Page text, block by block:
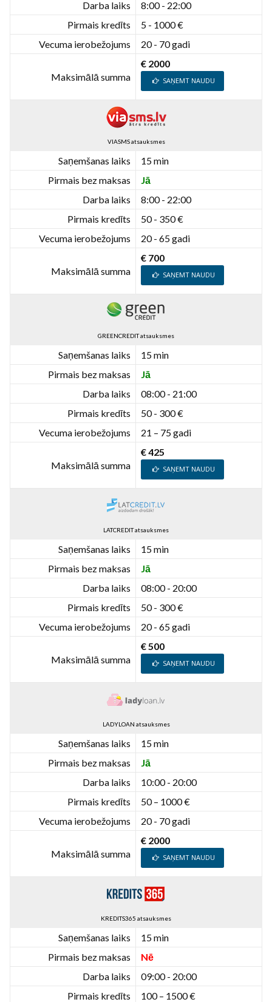
Darba laiks
8:00 - 22:00
Pirmais kredīts
5 - 1000 €
Vecuma ierobežojums
20 - 70 gadi
Maksimālā summa
€ 2000
SAŅEMT NAUDU
VIASMS atsauksmes
Saņemšanas laiks
15 min
Pirmais bez maksas
Jā
Darba laiks
8:00 - 22:00
Pirmais kredīts
50 - 350 €
Vecuma ierobežojums
20 - 65 gadi
Maksimālā summa
€ 700
SAŅEMT NAUDU
GREENCREDIT atsauksmes
Saņemšanas laiks
15 min
Pirmais bez maksas
Jā
Darba laiks
08:00 - 21:00
Pirmais kredīts
50 - 300 €
Vecuma ierobežojums
21 – 75 gadi
Maksimālā summa
€ 425
SAŅEMT NAUDU
LATCREDIT atsauksmes
Saņemšanas laiks
15 min
Pirmais bez maksas
Jā
Darba laiks
08:00 - 20:00
Pirmais kredīts
50 - 300 €
Vecuma ierobežojums
20 - 65 gadi
Maksimālā summa
€ 500
SAŅEMT NAUDU
LADYLOAN atsauksmes
Saņemšanas laiks
15 min
Pirmais bez maksas
Jā
Darba laiks
10:00 - 20:00
Pirmais kredīts
50 – 1000 €
Vecuma ierobežojums
20 - 70 gadi
Maksimālā summa
€ 2000
SAŅEMT NAUDU
KREDITS365 atsauksmes
Saņemšanas laiks
15 min
Pirmais bez maksas
Nē
Darba laiks
09:00 - 20:00
Pirmais kredīts
100 – 1500 €